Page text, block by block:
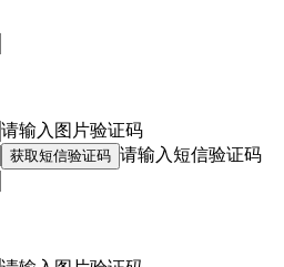
请输入图片验证码
获取短信验证码 请输入短信验证码